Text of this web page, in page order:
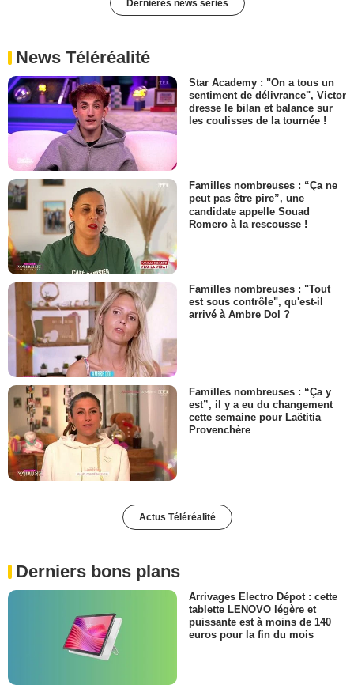
Dernières news séries
News Téléréalité
Star Academy : "On a tous un
sentiment de délivrance", Victor
dresse le bilan et balance sur
les coulisses de la tournée !
Familles nombreuses : “Ça ne
peut pas être pire”, une
candidate appelle Souad
Romero à la rescousse !
Familles nombreuses : "Tout
est sous contrôle", qu'est-il
arrivé à Ambre Dol ?
Familles nombreuses : “Ça y
est”, il y a eu du changement
cette semaine pour Laëtitia
Provenchère
Actus Téléréalité
Derniers bons plans
Arrivages Electro Dépot : cette
tablette LENOVO légère et
puissante est à moins de 140
euros pour la fin du mois